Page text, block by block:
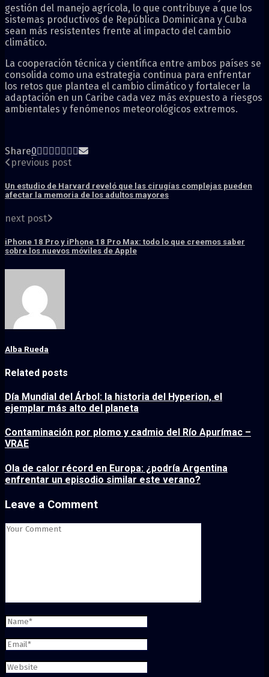
gestión del manejo agrícola, lo que contribuye a que los
sistemas productivos de República Dominicana y Cuba
sean más resistentes frente al impacto del cambio
climático.
La cooperación técnica y científica entre ambos países se
consolida como una estrategia continua para enfrentar
los retos que plantea el cambio climático y fortalecer la
adaptación en un Caribe cada vez más expuesto a riesgos
ambientales y fenómenos meteorológicos extremos.
Share0
previous post
Un estudio de Harvard reveló que las cirugías complejas pueden
afectar la memoria de los adultos mayores
next post
iPhone 18 Pro y iPhone 18 Pro Max: todo lo que creemos saber
sobre los nuevos móviles de Apple
Alba Rueda
Related posts
Día Mundial del Árbol: la historia del Hyperion, el
ejemplar más alto del planeta
Contaminación por plomo y cadmio del Río Apurímac –
VRAE
Ola de calor récord en Europa: ¿podría Argentina
enfrentar un episodio similar este verano?
Leave a Comment